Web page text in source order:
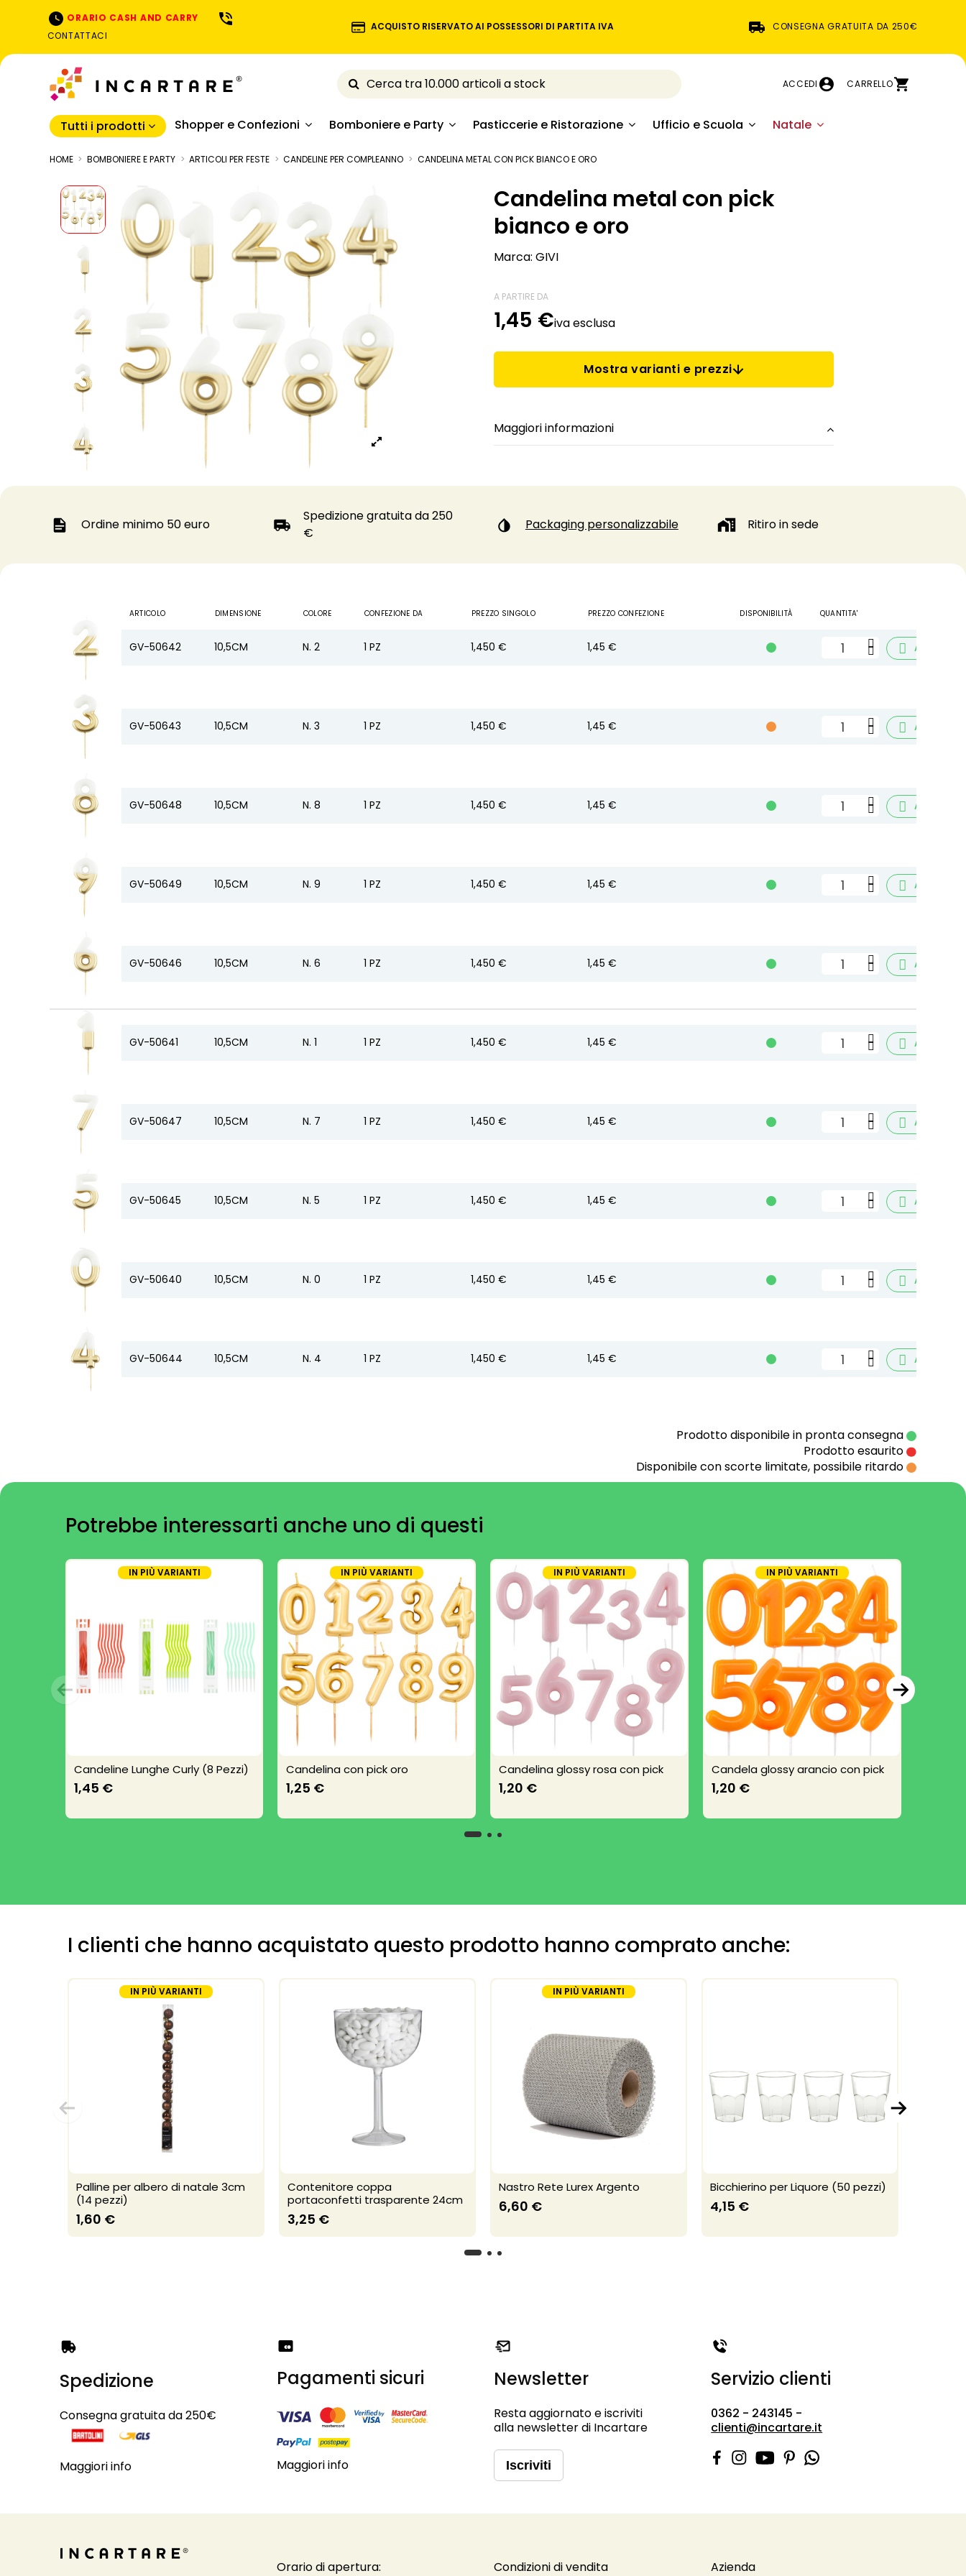
ORARIO CASH AND CARRY
CONTATTACI
ACQUISTO RISERVATO AI POSSESSORI DI PARTITA IVA CONSEGNA GRATUITA DA 250€
ACCEDI CARRELLO
Tutti i prodotti Shopper e Confezioni Bomboniere e Party Pasticcerie e Ristorazione Ufficio e Scuola Natale
HOME BOMBONIERE E PARTY ARTICOLI PER FESTE CANDELINE PER COMPLEANNO CANDELINA METAL CON PICK BIANCO E ORO
Candelina metal con pick
bianco e oro
Marca: GIVI
A PARTIRE DA
1,45 €iva esclusa
Mostra varianti e prezzi
Maggiori informazioni
Ordine minimo 50 euro
Spedizione gratuita da 250
€
Packaging personalizzabile Ritiro in sede
ARTICOLO DIMENSIONE COLORE CONFEZIONE DA PREZZO SINGOLO PREZZO CONFEZIONE DISPONIBILITÀ QUANTITA'
GV-50642 10,5CM N. 2 1 PZ 1,450 € 1,45 €  Aggiungi
GV-50643 10,5CM N. 3 1 PZ 1,450 € 1,45 €  Aggiungi
GV-50648 10,5CM N. 8 1 PZ 1,450 € 1,45 €  Aggiungi
GV-50649 10,5CM N. 9 1 PZ 1,450 € 1,45 €  Aggiungi
GV-50646 10,5CM N. 6 1 PZ 1,450 € 1,45 €  Aggiungi
GV-50641 10,5CM N. 1 1 PZ 1,450 € 1,45 €  Aggiungi
GV-50647 10,5CM N. 7 1 PZ 1,450 € 1,45 €  Aggiungi
GV-50645 10,5CM N. 5 1 PZ 1,450 € 1,45 €  Aggiungi
GV-50640 10,5CM N. 0 1 PZ 1,450 € 1,45 €  Aggiungi
GV-50644 10,5CM N. 4 1 PZ 1,450 € 1,45 €  Aggiungi
Prodotto disponibile in pronta consegna
Prodotto esaurito
Disponibile con scorte limitate, possibile ritardo
Potrebbe interessarti anche uno di questi
IN PIÙ VARIANTI
Candeline Lunghe Curly (8 Pezzi)
1,45 €
IN PIÙ VARIANTI
Candelina con pick oro
1,25 €
IN PIÙ VARIANTI
Candelina glossy rosa con pick
1,20 €
IN PIÙ VARIANTI
Candela glossy arancio con pick
1,20 €
I clienti che hanno acquistato questo prodotto hanno comprato anche:
IN PIÙ VARIANTI
Palline per albero di natale 3cm
(14 pezzi)
1,60 €
Contenitore coppa
portaconfetti trasparente 24cm
3,25 €
IN PIÙ VARIANTI
Nastro Rete Lurex Argento
6,60 €
Bicchierino per Liquore (50 pezzi)
4,15 €
Spedizione
Consegna gratuita da 250€
Maggiori info
Pagamenti sicuri
Maggiori info
Newsletter
Resta aggiornato e iscriviti
alla newsletter di Incartare
Iscriviti
Servizio clienti
0362 - 243145 -
clienti@incartare.it
Orario di apertura:
Condizioni di vendita
Azienda